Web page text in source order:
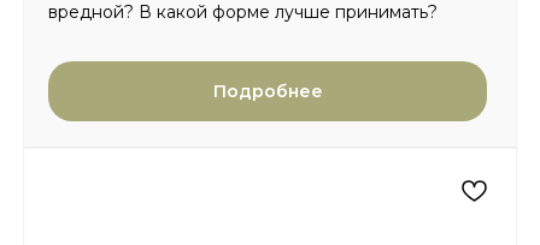
вредной? В какой форме лучше принимать?
Подробнее